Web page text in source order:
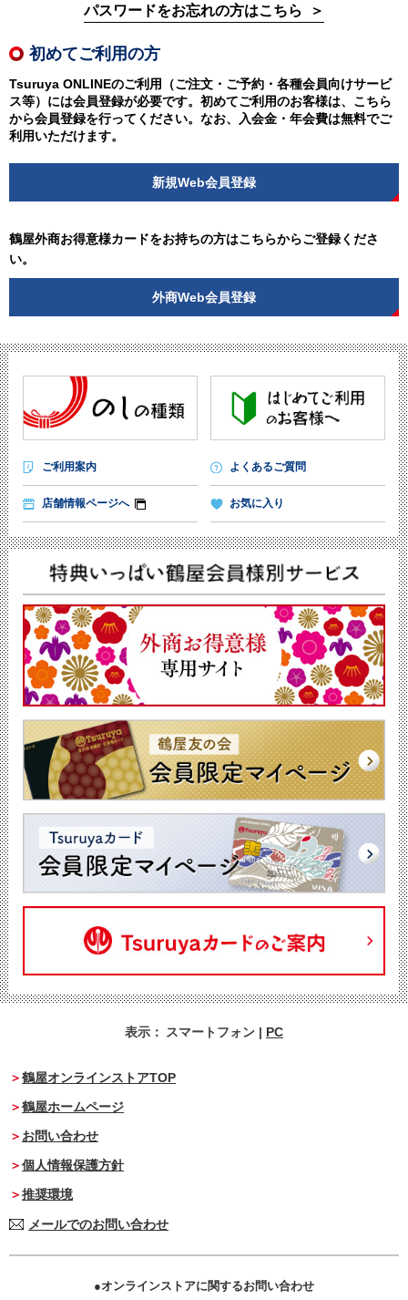
パスワードをお忘れの方はこちら
初めてご利用の方
Tsuruya ONLINEのご利用（ご注文・ご予約・各種会員向けサービ
ス等）には会員登録が必要です。初めてご利用のお客様は、こちら
から会員登録を行ってください。なお、入会金・年会費は無料でご
利用いただけます。
新規Web会員登録
鶴屋外商お得意様カードをお持ちの方はこちらからご登録くださ
い。
外商Web会員登録
ご利用案内 よくあるご質問
店舗情報ページへ お気に入り
表示： スマートフォン | PC
鶴屋オンラインストアTOP
鶴屋ホームページ
お問い合わせ
個人情報保護方針
推奨環境
メールでのお問い合わせ
オンラインストアに関するお問い合わせ